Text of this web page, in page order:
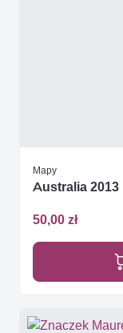
Mapy
Australia 2013
50,00 zł